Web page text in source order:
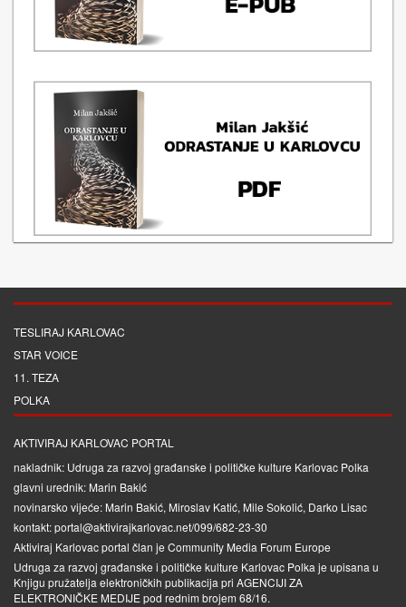
TESLIRAJ KARLOVAC
STAR VOICE
11. TEZA
POLKA
AKTIVIRAJ KARLOVAC PORTAL
nakladnik: Udruga za razvoj građanske i političke kulture Karlovac Polka
glavni urednik: Marin Bakić
novinarsko vijeće: Marin Bakić, Miroslav Katić, Mile Sokolić, Darko Lisac
kontakt: portal@aktivirajkarlovac.net/099/682-23-30
Aktiviraj Karlovac portal član je Community Media Forum Europe
Udruga za razvoj građanske i političke kulture Karlovac Polka je upisana u
Knjigu pružatelja elektroničkih publikacija pri AGENCIJI ZA
ELEKTRONIČKE MEDIJEpod rednim brojem 68/16.